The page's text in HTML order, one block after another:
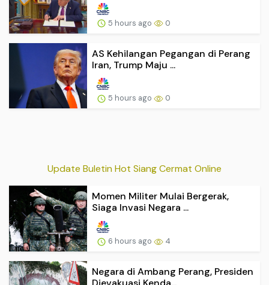
5 hours ago 0
AS Kehilangan Pegangan di Perang
Iran, Trump Maju ...
5 hours ago 0
Update Buletin Hot Siang Cermat Online
Momen Militer Mulai Bergerak,
Siaga Invasi Negara ...
6 hours ago 4
Negara di Ambang Perang, Presiden